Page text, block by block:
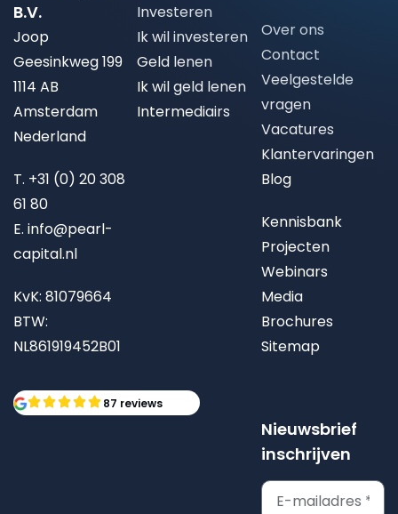
B.V.
Joop
Geesinkweg 199
1114 AB
Amsterdam
Nederland
T. +31 (0) 20 308
61 80
E. info@pearl-
capital.nl
KvK: 81079664
BTW:
NL861919452B01
87 reviews
Investeren
Ik wil investeren
Geld lenen
Ik wil geld lenen
Intermediairs
Over ons
Contact
Veelgestelde
vragen
Vacatures
Klantervaringen
Blog
Kennisbank
Projecten
Webinars
Media
Brochures
Sitemap
Nieuwsbrief
inschrijven